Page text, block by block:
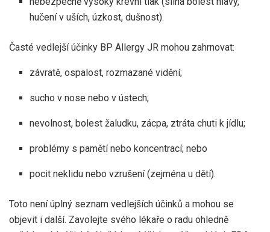
hučení v uších, úzkost, dušnost).
Časté vedlejší účinky BP Allergy JR mohou zahrnovat:
závratě, ospalost, rozmazané vidění;
sucho v nose nebo v ústech;
nevolnost, bolest žaludku, zácpa, ztráta chuti k jídlu;
problémy s pamětí nebo koncentrací; nebo
pocit neklidu nebo vzrušení (zejména u dětí).
Toto není úplný seznam vedlejších účinků a mohou se
objevit i další. Zavolejte svého lékaře o radu ohledně